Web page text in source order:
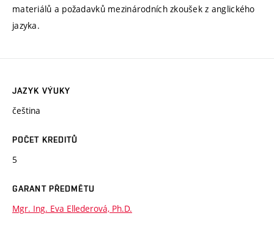
materiálů a požadavků mezinárodních zkoušek z anglického
jazyka.
JAZYK VÝUKY
čeština
POČET KREDITŮ
5
GARANT PŘEDMĚTU
Mgr. Ing. Eva Ellederová, Ph.D.